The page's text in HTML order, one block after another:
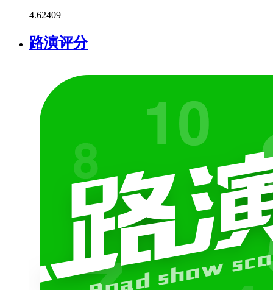
4.62409
路演评分